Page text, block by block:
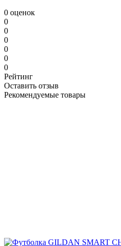
0 оценок
0
0
0
0
0
0
Рейтинг
Оставить отзыв
Рекомендуемые товары